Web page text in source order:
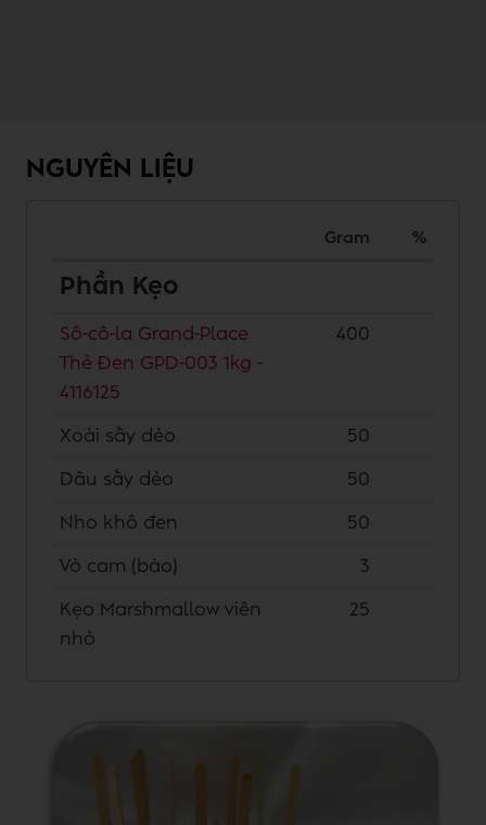
NGUYÊN LIỆU
Gram %
Phần Kẹo
Sô-cô-la Grand-Place
Thẻ Đen GPD-003 1kg -
4116125
400
Xoài sấy dẻo 50
Dâu sấy dẻo 50
Nho khô đen 50
Vỏ cam (bào) 3
Kẹo Marshmallow viên
nhỏ
25